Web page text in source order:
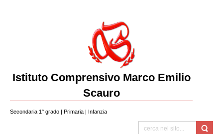
Istituto Comprensivo Marco Emilio
Scauro
Secondaria 1° grado | Primaria | Infanzia